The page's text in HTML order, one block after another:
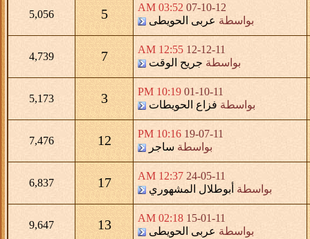
07-10-12
03:52 AM
بواسطة عربى الحويطى 5
5,056
12-12-11
12:55 AM
بواسطة جريح الوقت 7
4,739
01-10-11
10:19 PM
بواسطة فزاع الحويطات 3
5,173
19-07-11
10:16 PM
بواسطة ساجر 12
7,476
24-05-11
12:37 AM
بواسطة أبوطلال المشهوري 17
6,837
15-01-11
02:18 AM
بواسطة عربى الحويطى 13
9,647